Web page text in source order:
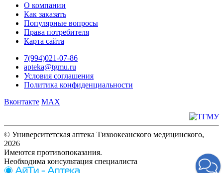
О компании
Как заказать
Популярные вопросы
Права потребителя
Карта сайта
7(994)021-07-86
apteka@tgmu.ru
Условия соглашения
Политика конфиденциальности
Вконтакте MAX
© Университетская аптека Тихоокеанского медицинского,
2026
Имеются противопоказания.
Необходима консультация специалиста